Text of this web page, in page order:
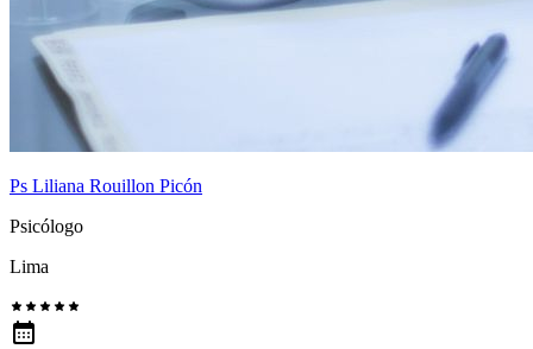
Ps Liliana Rouillon Picón
Psicólogo
Lima